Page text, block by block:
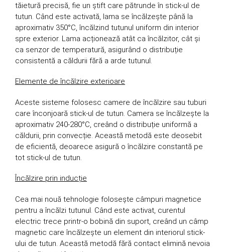
tăietură precisă, fie un știft care pătrunde în stick-ul de
tutun. Când este activată, lama se încălzește până la
aproximativ 350°C, încălzind tutunul uniform din interior
spre exterior. Lama acționează atât ca încălzitor, cât și
ca senzor de temperatură, asigurând o distribuție
consistentă a căldurii fără a arde tutunul.
Elemente de încălzire exterioare
Aceste sisteme folosesc camere de încălzire sau tuburi
care înconjoară stick-ul de tutun. Camera se încălzește la
aproximativ 240-280°C, creând o distribuție uniformă a
căldurii, prin convecție. Această metodă este deosebit
de eficientă, deoarece asigură o încălzire constantă pe
tot stick-ul de tutun.
Încălzire prin inducție
Cea mai nouă tehnologie folosește câmpuri magnetice
pentru a încălzi tutunul. Când este activat, curentul
electric trece printr-o bobină din suport, creând un câmp
magnetic care încălzește un element din interiorul stick-
ului de tutun. Această metodă fără contact elimină nevoia